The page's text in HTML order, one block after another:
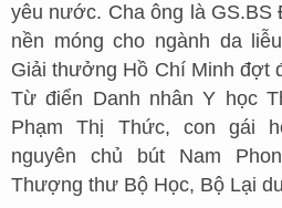
yêu nước. Cha ông là
nền móng cho ngành da
Giải thưởng Hồ Chí Minh đợt
Từ điển Danh nhân Y học
Phạm Thị Thức, con gái
nguyên chủ bút Nam
Thượng thư Bộ Học, Bộ Lại